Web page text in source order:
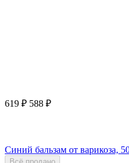
619 ₽ 588 ₽
Синий бальзам от варикоза,